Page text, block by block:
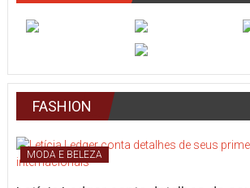
FASHION
MODA E BELEZA